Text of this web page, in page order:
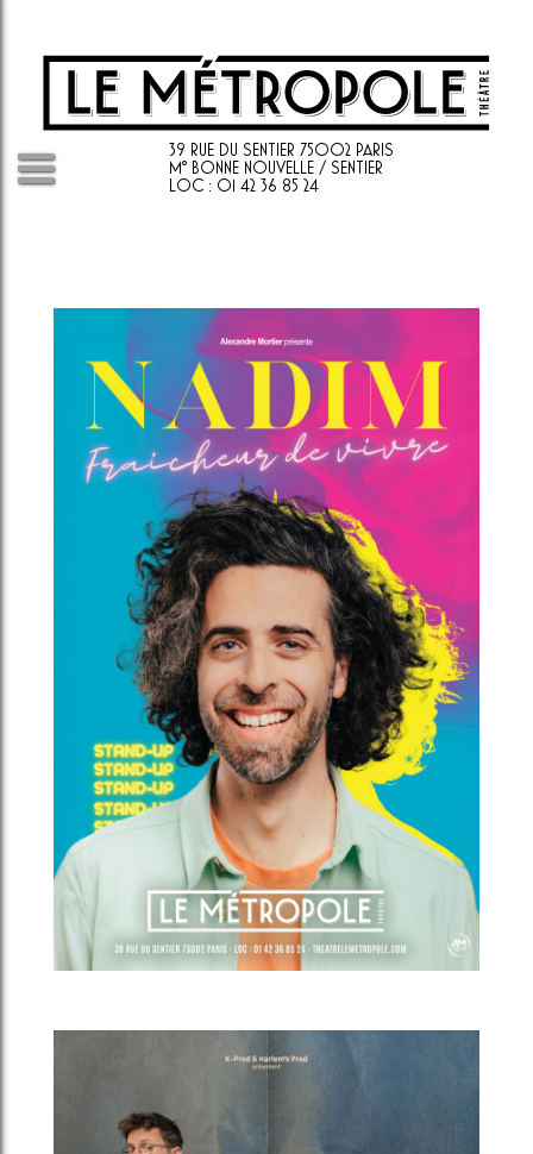
39 RUE DU SENTIER 75002 PARIS
M° BONNE NOUVELLE / SENTIER
LOC : 01 42 36 85 24